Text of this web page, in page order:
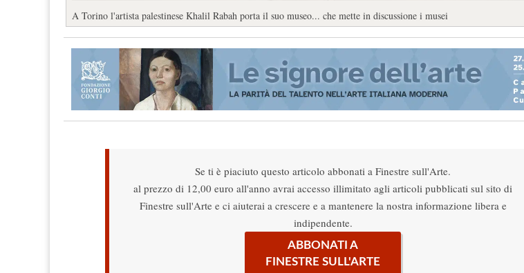
A Torino l'artista palestinese Khalil Rabah porta il suo museo... che mette in discussione i musei
Se ti è piaciuto questo articolo abbonati a Finestre sull'Arte.
al prezzo di 12,00 euro all'anno avrai accesso illimitato agli articoli pubblicati sul sito di
Finestre sull'Arte e ci aiuterai a crescere e a mantenere la nostra informazione libera e
indipendente.
ABBONATI A
FINESTRE SULL'ARTE